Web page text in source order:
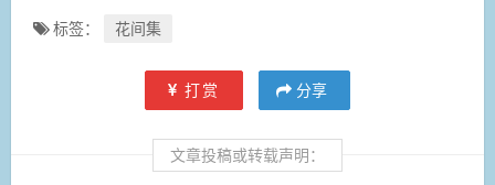
标签： 花间集
打赏 分享
文章投稿或转载声明：